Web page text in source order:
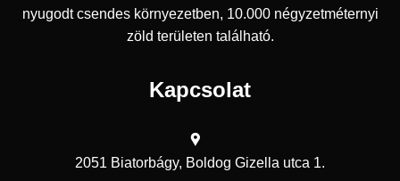
nyugodt csendes környezetben, 10.000 négyzetméternyi
zöld területen található.
Kapcsolat
2051 Biatorbágy, Boldog Gizella utca 1.